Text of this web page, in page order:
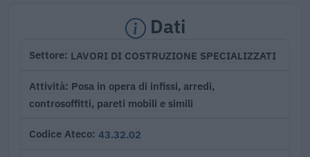
Dati
Settore LAVORI DI COSTRUZIONE SPECIALIZZATI
Attività Posa in opera di infissi, arredi,
controsoffitti, pareti mobili e simili
Codice Ateco 43.32.02